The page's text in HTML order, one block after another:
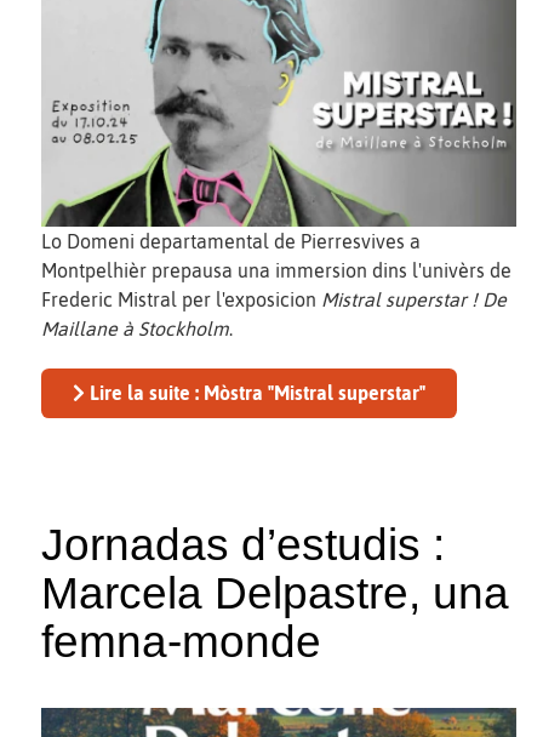
Lo Domeni departamental de Pierresvives a
Montpelhièr prepausa una immersion dins l'univèrs de
Frederic Mistral per l'exposicion Mistral superstar ! De
Maillane à Stockholm.
Lire la suite : Mòstra "Mistral superstar"
Jornadas d’estudis :
Marcela Delpastre, una
femna-monde